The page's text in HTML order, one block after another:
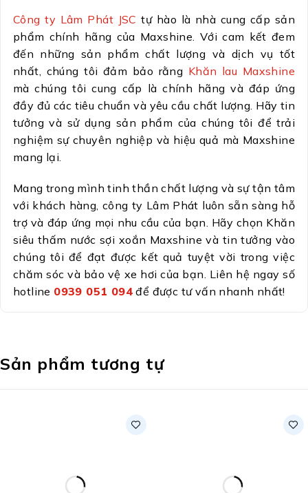
Công ty Lâm Phát JSC tự hào là nhà cung cấp sản
phẩm chính hãng của Maxshine. Với cam kết đem
đến những sản phẩm chất lượng và dịch vụ tốt
nhất, chúng tôi đảm bảo rằng Khăn lau Maxshine
mà chúng tôi cung cấp là chính hãng và đáp ứng
đầy đủ các tiêu chuẩn và yêu cầu chất lượng. Hãy tin
tưởng và sử dụng sản phẩm của chúng tôi để trải
nghiệm sự chuyên nghiệp và hiệu quả mà Maxshine
mang lại.
Mang trong mình tinh thần chất lượng và sự tận tâm
với khách hàng, công ty Lâm Phát luôn sẵn sàng hỗ
trợ và đáp ứng mọi nhu cầu của bạn. Hãy chọn Khăn
siêu thấm nước sợi xoắn Maxshine và tin tưởng vào
chúng tôi để đạt được kết quả tuyệt vời trong việc
chăm sóc và bảo vệ xe hơi của bạn. Liên hệ ngay số
hotline 0939 051 094để được tư vấn nhanh nhất!
Sản phẩm tương tự